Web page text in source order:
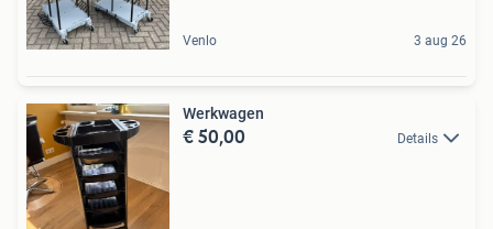
Venlo 3 aug 26
Werkwagen
€ 50,00 Details